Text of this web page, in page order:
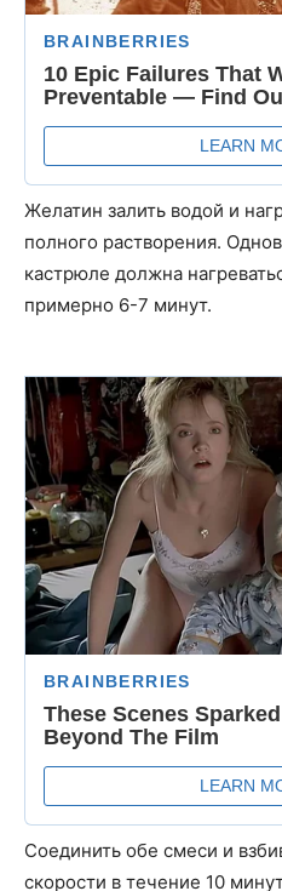
Желатин залить водой и
полного растворения.
кастрюле должна
примерно 6-7 минут.
Соединить обе смеси и
скорости в течение 10